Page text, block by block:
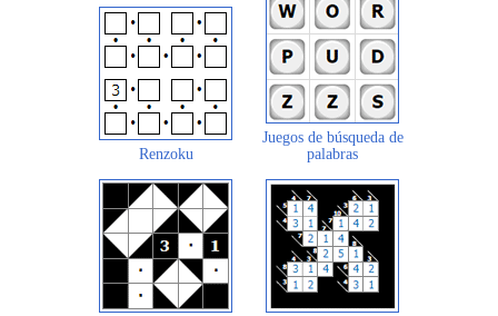
Renzoku
Juegos de búsqueda de
palabras